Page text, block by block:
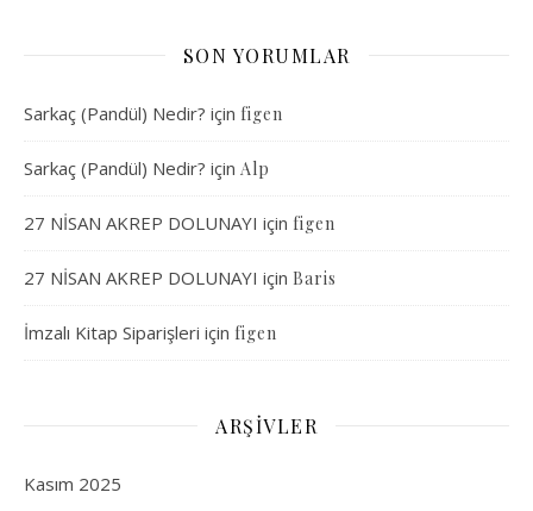
SON YORUMLAR
Sarkaç (Pandül) Nedir? için figen
Sarkaç (Pandül) Nedir? için Alp
27 NİSAN AKREP DOLUNAYI için figen
27 NİSAN AKREP DOLUNAYI için Baris
İmzalı Kitap Siparişleri için figen
ARŞIVLER
Kasım 2025